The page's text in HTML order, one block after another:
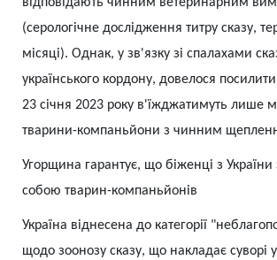
відповідають чинним ветеринарним
(серологічне дослідження титру сказу,
місяці). Однак, у зв'язку зі спалахами
українського кордону, довелося
23 січня 2023 року в'їжджатимуть лише
тварини-компаньйони з чинним
Угорщина гарантує, що біженці з
собою тварин-компаньйонів
Україна віднесена до категорії
щодо зоонозу сказу, що накладає суворі